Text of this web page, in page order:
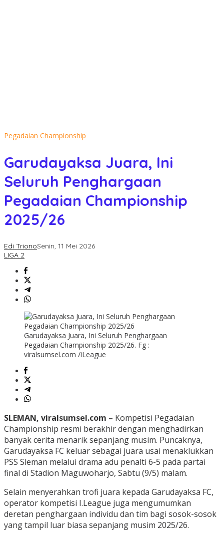
Pegadaian Championship
Garudayaksa Juara, Ini
Seluruh Penghargaan
Pegadaian Championship
2025/26
Edi TrionoSenin, 11 Mei 2026
LIGA 2
Garudayaksa Juara, Ini Seluruh Penghargaan
Pegadaian Championship 2025/26. Fg :
viralsumsel.com /iLeague
SLEMAN, viralsumsel.com – Kompetisi Pegadaian
Championship resmi berakhir dengan menghadirkan
banyak cerita menarik sepanjang musim. Puncaknya,
Garudayaksa FC keluar sebagai juara usai menaklukkan
PSS Sleman melalui drama adu penalti 6-5 pada partai
final di Stadion Maguwoharjo, Sabtu (9/5) malam.
Selain menyerahkan trofi juara kepada Garudayaksa FC,
operator kompetisi I.League juga mengumumkan
deretan penghargaan individu dan tim bagi sosok-sosok
yang tampil luar biasa sepanjang musim 2025/26.